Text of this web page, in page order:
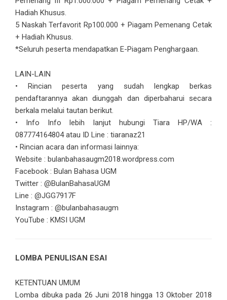
Hadiah Khusus.
5 Naskah Terfavorit Rp100.000 + Piagam Pemenang Cetak
+ Hadiah Khusus.
*Seluruh peserta mendapatkan E-Piagam Penghargaan.
LAIN-LAIN
• Rincian peserta yang sudah lengkap berkas
pendaftarannya akan diunggah dan diperbaharui secara
berkala melalui tautan berikut.
• Info Info lebih lanjut hubungi Tiara HP/WA :
087774164804 atau ID Line : tiaranaz21
• Rincian acara dan informasi lainnya:
Website : bulanbahasaugm2018.wordpress.com
Facebook : Bulan Bahasa UGM
Twitter : @BulanBahasaUGM
Line : @JGG7917F
Instagram : @bulanbahasaugm
YouTube : KMSI UGM
LOMBA PENULISAN ESAI
KETENTUAN UMUM
Lomba dibuka pada 26 Juni 2018 hingga 13 Oktober 2018